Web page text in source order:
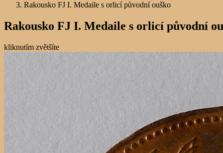
Rakousko FJ I. Medaile s orlicí původní ouško
Rakousko FJ I. Medaile s orlicí původní
kliknutím zvětšíte